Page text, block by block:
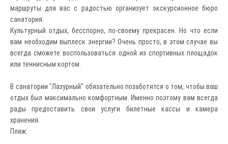
маршруты для вас с радостью организует экскурсионное бюро
санатория.
Культурный отдых, бесспорно, по-своему прекрасен. Но что если
вам необходим выплеск энергии? Очень просто, в этом случае вы
всегда сможете воспользоваться одной из спортивных площадок
или теннисным кортом.
В санатории "Лазурный" обязательно позаботятся о том, чтобы ваш
отдых был максимально комфортным. Именно поэтому вам всегда
рады предоставить свои услуги билетные кассы и камера
хранения.
Пляж: